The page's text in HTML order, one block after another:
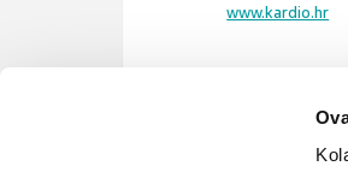
www.kardio.hr